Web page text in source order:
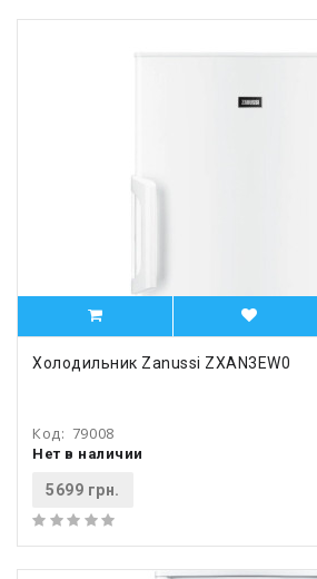
Холодильник Zanussi ZXAN3EW0
Код: 79008
Нет в наличии
5699 грн.